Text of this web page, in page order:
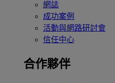
網誌
成功案例
活動與網路研討會
信任中心
合作夥伴